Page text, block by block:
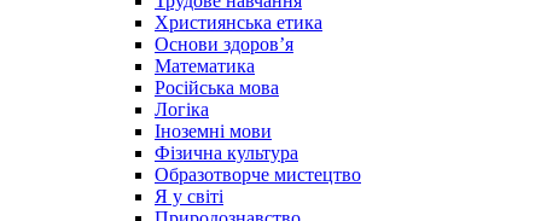
Християнська етика
Основи здоров’я
Математика
Російська мова
Логіка
Іноземні мови
Фізична культура
Образотворче мистецтво
Я у світі